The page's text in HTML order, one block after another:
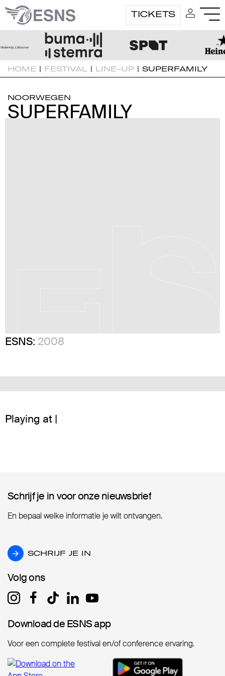
TICKETS
HOME | FESTIVAL | LINE-UP | SUPERFAMILY
NOORWEGEN
SUPERFAMILY
SUPERFAMILY
ESNS: 2008
Playing at |
Schrijf je in voor onze nieuwsbrief
Schrijf je in voor onze nieuwsbrief
En bepaal welke informatie je wilt ontvangen.
SCHRIJF JE IN
SCHRIJF JE IN
Volg ons
Volg ons
Download de ESNS app
Download de ESNS app
Voor een complete festival en/of conference ervaring.